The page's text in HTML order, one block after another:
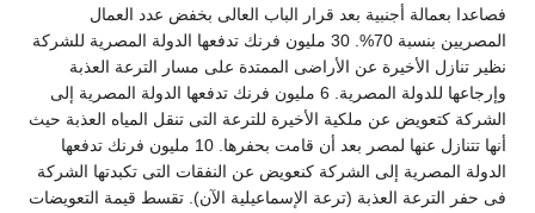
بعمالة أجنبية بعد قرار الباب العالى بخفض عدد العمال
المصريين بنسبة 70%. 30 مليون فرنك تدفعها الدولة المصرية للشركة
تنازل الأخيرة عن الأراضى الممتدة على مسار الترعة العذبة
وإرجاعها للدولة المصرية. 6 مليون فرنك تدفعها الدولة المصرية إلى
كتعويض عن ملكية الأخيرة للترعة التى تنقل المياه العذبة حيث
أنها تتنازل عنها لمصر بعد أن قامت بحفرها. 10 مليون فرنك تدفعها
المصرية إلى الشركة كنعويض عن النفقات التى تكبدتها الشركة
حفر الترعة العذبة (ترعة الإسماعيلية الآن). تقسط قيمة التعويضات